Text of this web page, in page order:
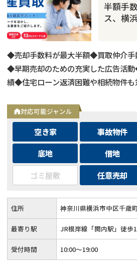
半額手
ス、横
◆売却手数料が最大半額◆買取仲介手
◆早期売却のための充実した広告活
績◆住宅ローン返済困難や相続物件
却も可能◆プロフェッショナルによ
対応可能ジャンル
空き家 事故物件
底地
借地
ゴミ屋敷
任意売却
住所 神奈川県横浜市中区千歳
最寄り駅 JR根岸線「関内駅」徒歩
受付時間 10:00～19:00